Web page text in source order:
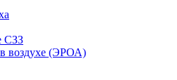
СЗЗ
воздухе (ЭРОА)